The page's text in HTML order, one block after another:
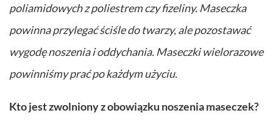
poliamidowych z poliestrem czy fizeliny. Maseczka
powinna przylegać ściśle do twarzy, ale pozostawać
wygodę noszenia i oddychania. Maseczki wielorazowe
powinniśmy prać po każdym użyciu.
Kto jest zwolniony z obowiązku noszenia maseczek?